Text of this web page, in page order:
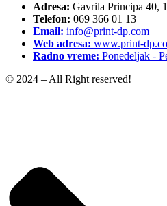
Adresa: Gavrila Principa 40,
Telefon: 069 366 01 13
Email: info@print-dp.com
Web adresa: www.print-
Radno vreme: Ponedeljak -
© 2024 – All Right reserved!